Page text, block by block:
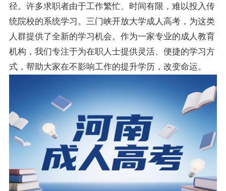
径。许多求职者由于工作繁忙、时间有限，难以投入传
统院校的系统学习。三门峡开放大学成人高考，为这类
人群提供了全新的学习机会。作为一家专业的成人教育
机构，我们专注于为在职人士提供灵活、便捷的学习方
式，帮助大家在不影响工作的提升学历，改变命运。